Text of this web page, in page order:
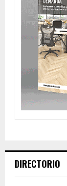
DIRECTORIO